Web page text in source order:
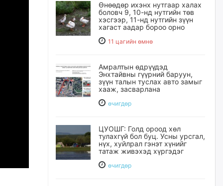
Өнөөдөр ихэнх нутгаар халах
боловч 9, 10-нд нутгийн төв
хэсгээр, 11-нд нутгийн зүүн
хагаст аадар бороо орно
11 цагийн өмнө
Амралтын өдрүүдэд
Энхтайвны гүүрний баруун,
зүүн талын туслах авто замыг
хааж, засварлана
өчигдѳр
ЦУОШГ: Голд ороод хөл
тулахгүй бол буц. Усны урсгал,
нүх, хуйлрал гэнэт хүнийг
татаж живэхэд хүргэдэг
өчигдѳр